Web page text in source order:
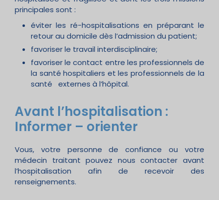
principales sont :
éviter les ré-hospitalisations en préparant le
retour au domicile dès l’admission du patient;
favoriser le travail interdisciplinaire;
favoriser le contact entre les professionnels de
la santé hospitaliers et les professionnels de la
santé externes à l’hôpital.
Avant l’hospitalisation :
Informer – orienter
Vous, votre personne de confiance ou votre
médecin traitant pouvez nous contacter avant
l’hospitalisation afin de recevoir des
renseignements.